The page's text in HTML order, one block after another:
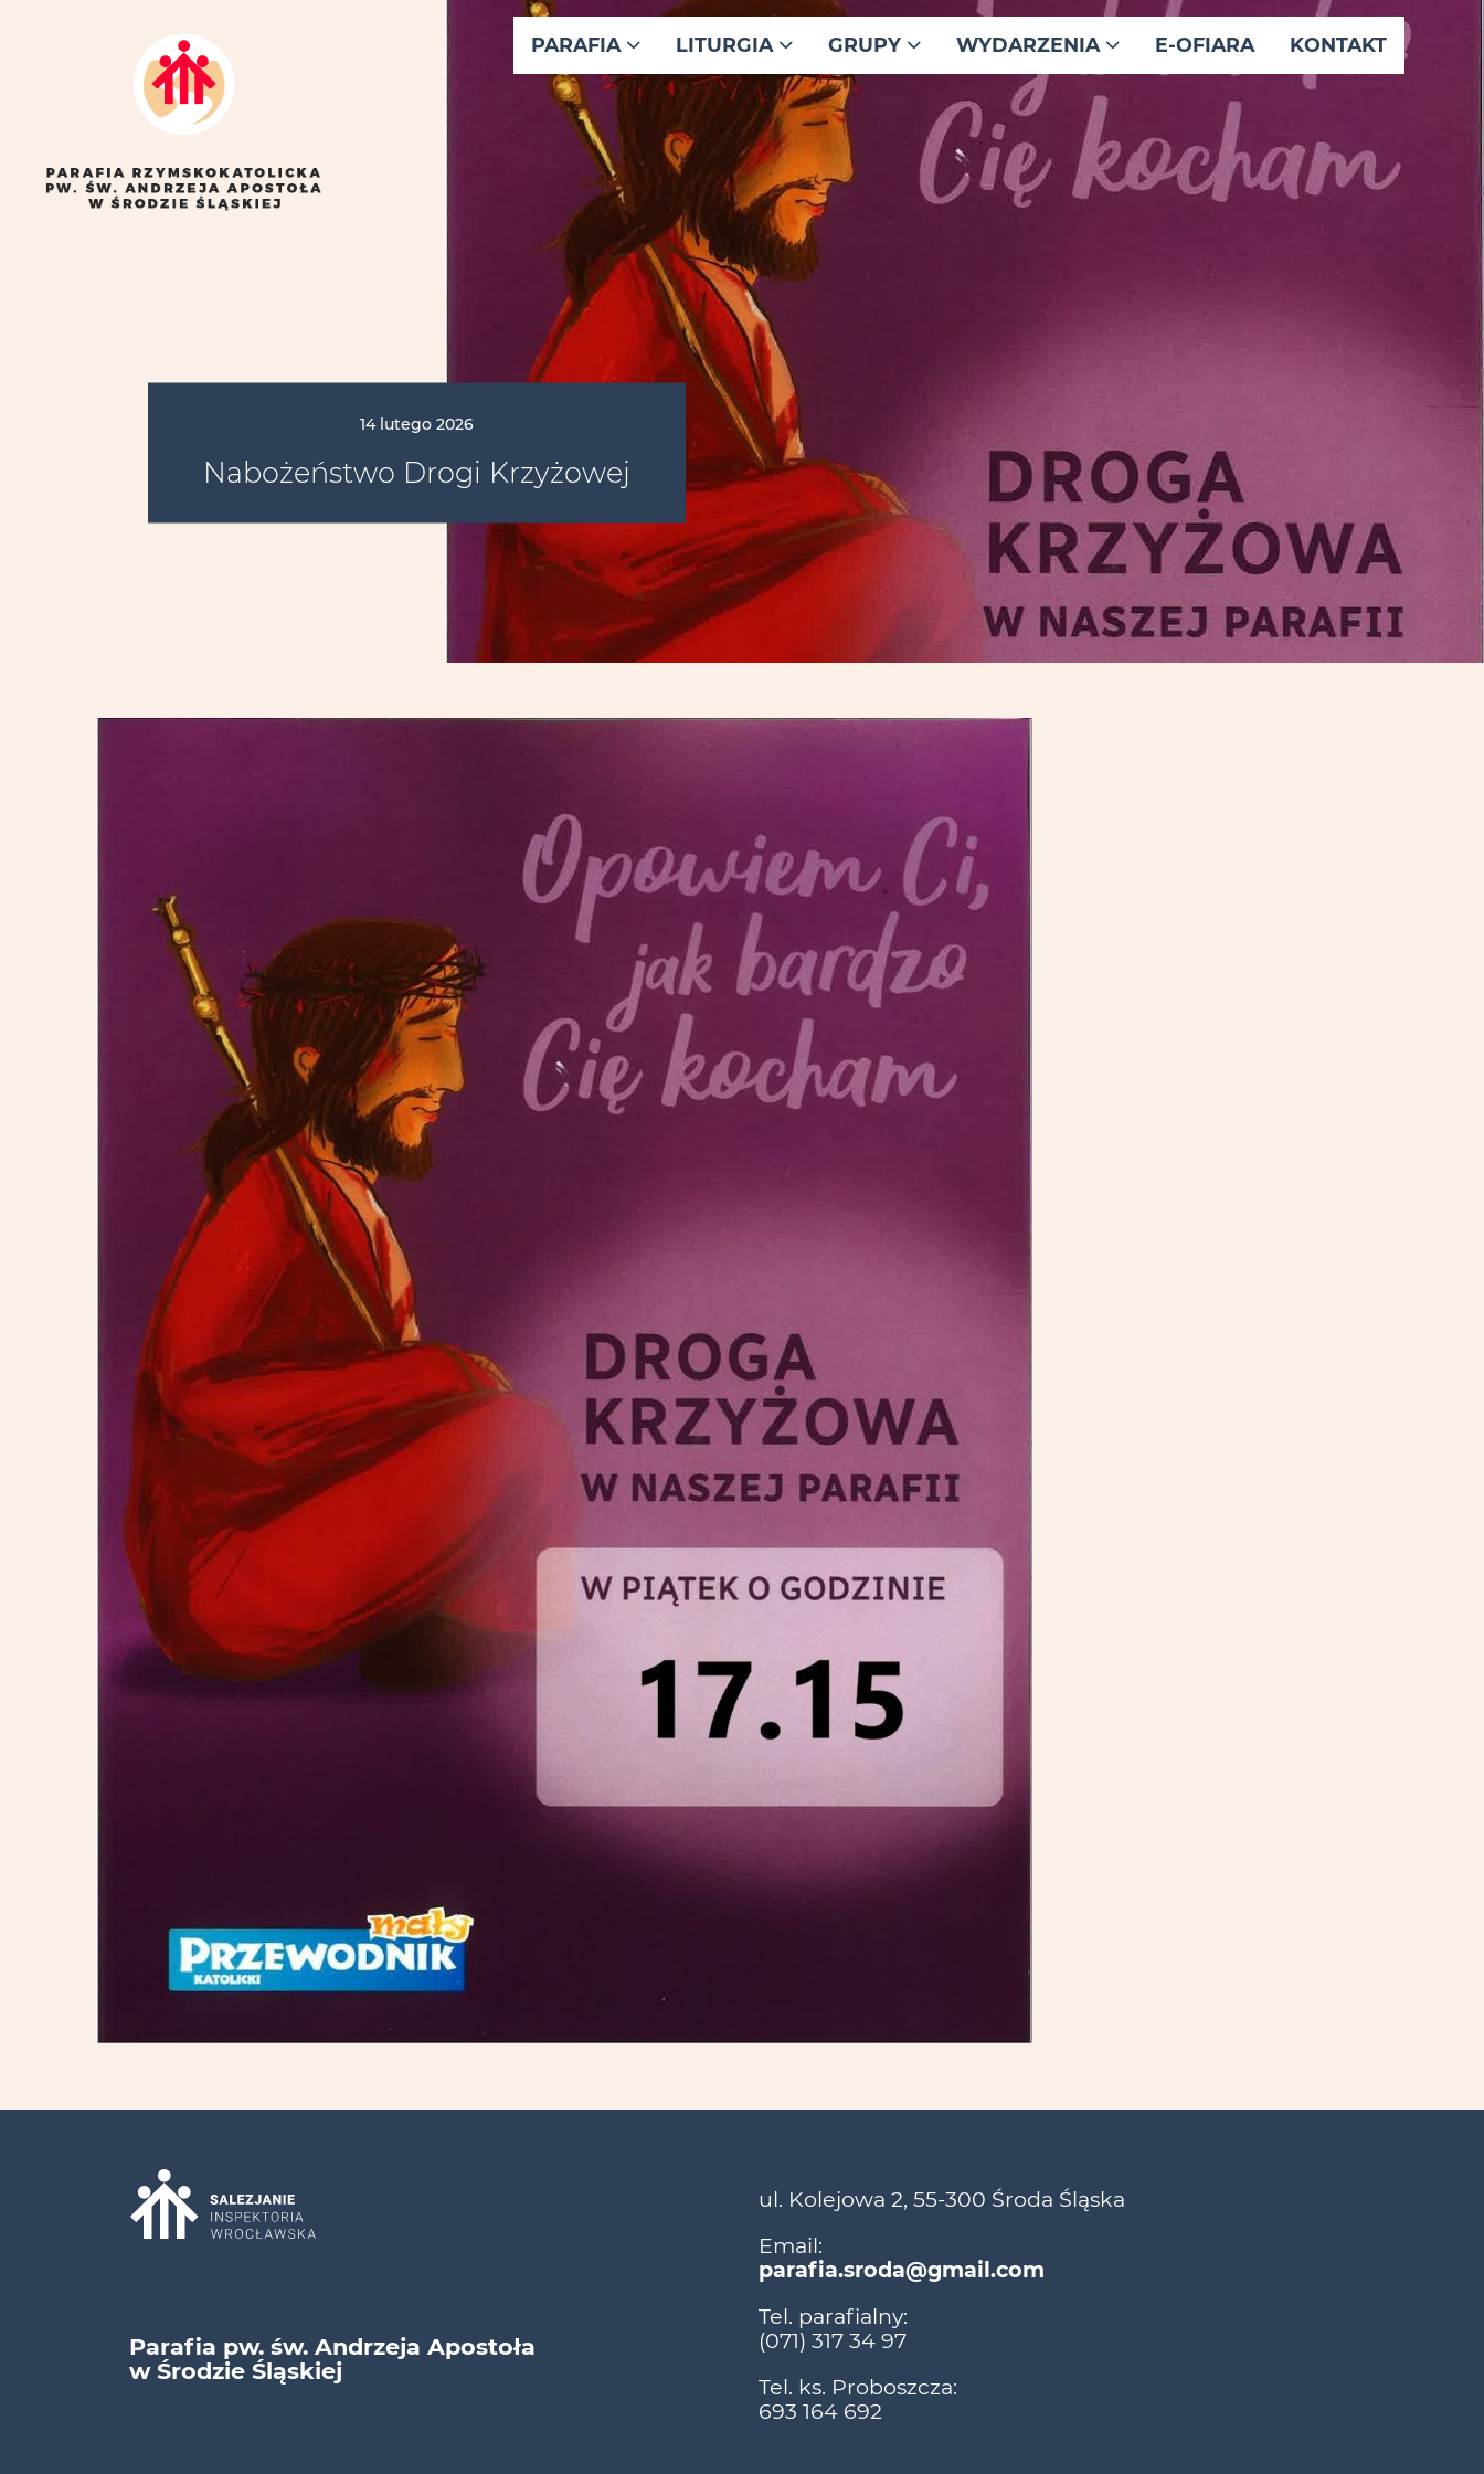
PARAFIA LITURGIA GRUPY WYDARZENIA E-OFIARA KONTAKT
14 lutego 2026
Nabożeństwo Drogi Krzyżowej
Parafia pw. św. Andrzeja Apostoła
w Środzie Śląskiej
ul. Kolejowa 2, 55-300 Środa Śląska
Email:
parafia.sroda@gmail.com
Tel. parafialny:
(071) 317 34 97
Tel. ks. Proboszcza:
693 164 692